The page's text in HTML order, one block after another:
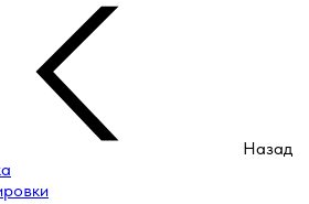
Назад